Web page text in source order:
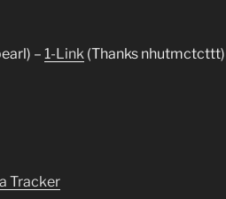
– 1-Link (Thanks nhutmctcttt)
Tracker